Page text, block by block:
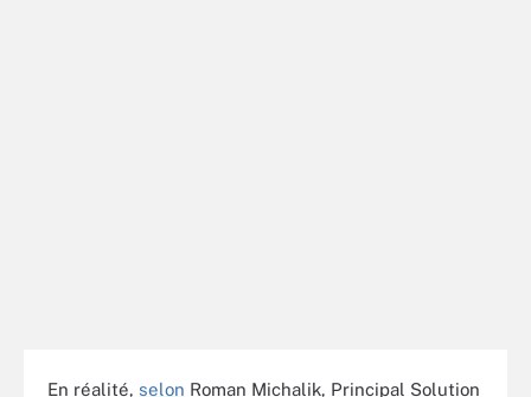
En réalité, selon Roman Michalik, Principal Solution